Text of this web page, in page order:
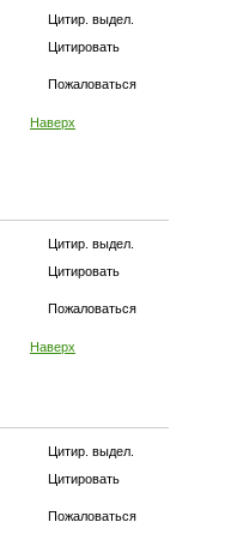
Цитир. выдел.
Цитировать
Пожаловаться
Наверх
Цитир. выдел.
Цитировать
Пожаловаться
Наверх
Цитир. выдел.
Цитировать
Пожаловаться